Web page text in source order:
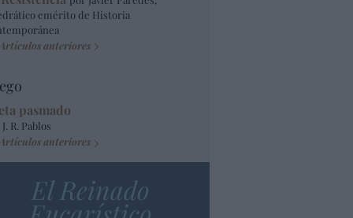
emérito de Historia
Artículos anteriores
pasmado
R. Pablos
Artículos anteriores
El Reinado